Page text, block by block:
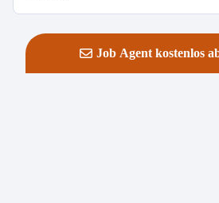
Job Agent kostenlos